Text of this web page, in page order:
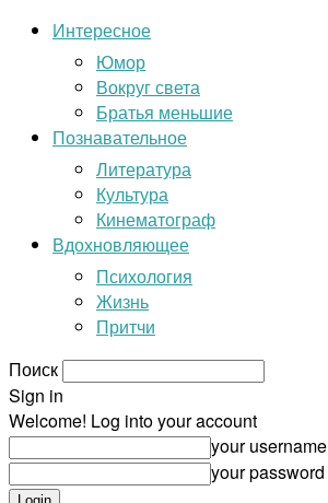
Интересное
Юмор
Вокруг света
Братья меньшие
Познавательное
Литература
Культура
Кинематограф
Вдохновляющее
Психология
Жизнь
Притчи
Поиск
Sign in
Welcome! Log into your account
your username
your password